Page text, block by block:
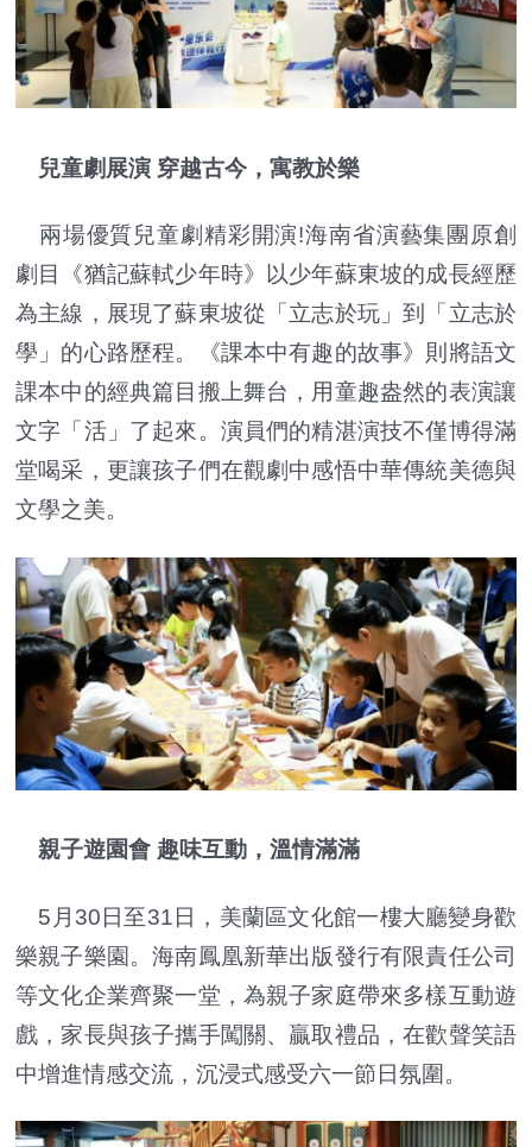
兒童劇展演 穿越古今，寓教於樂
兩場優質兒童劇精彩開演!海南省演藝集團原創
劇目《猶記蘇軾少年時》以少年蘇東坡的成長經歷
為主線，展現了蘇東坡從「立志於玩」到「立志於
學」的心路歷程。《課本中有趣的故事》則將語文
課本中的經典篇目搬上舞台，用童趣盎然的表演讓
文字「活」了起來。演員們的精湛演技不僅博得滿
堂喝采，更讓孩子們在觀劇中感悟中華傳統美德與
文學之美。
親子遊園會 趣味互動，溫情滿滿
5月30日至31日，美蘭區文化館一樓大廳變身歡
樂親子樂園。海南鳳凰新華出版發行有限責任公司
等文化企業齊聚一堂，為親子家庭帶來多樣互動遊
戲，家長與孩子攜手闖關、贏取禮品，在歡聲笑語
中增進情感交流，沉浸式感受六一節日氛圍。